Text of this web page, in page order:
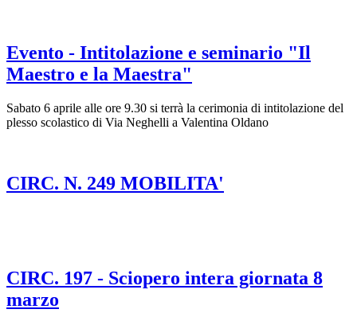
Evento - Intitolazione e seminario "Il
Maestro e la Maestra"
Sabato 6 aprile alle ore 9.30 si terrà la cerimonia di intitolazione del
plesso scolastico di Via Neghelli a Valentina Oldano
CIRC. N. 249 MOBILITA'
CIRC. 197 - Sciopero intera giornata 8
marzo